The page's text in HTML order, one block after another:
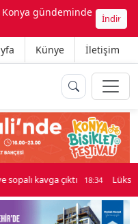
Konya gündeminde
İndir
Künye İletişim
maskeli milyonluk soygun